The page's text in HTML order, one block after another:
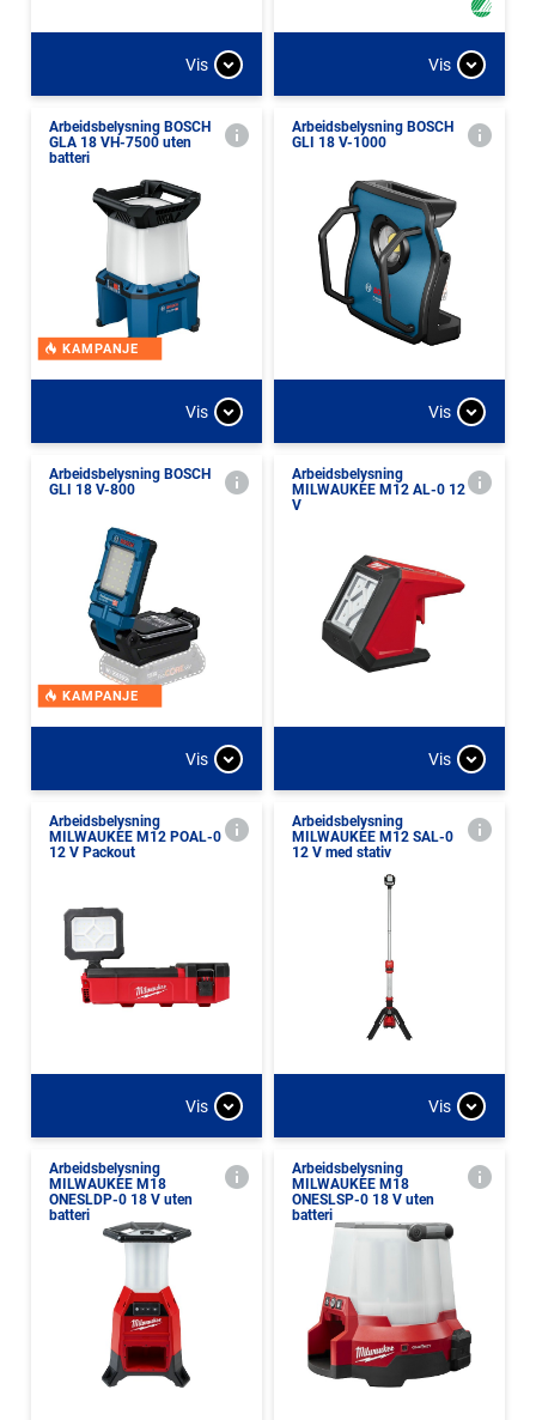
Vis Vis
Arbeidsbelysning BOSCH
GLA 18 VH-7500 uten
batteri
KAMPANJE
Vis
Arbeidsbelysning BOSCH
GLI 18 V-1000
Vis
Arbeidsbelysning BOSCH
GLI 18 V-800
KAMPANJE
Vis
Arbeidsbelysning
MILWAUKEE M12 AL-0 12
V
Vis
Arbeidsbelysning
MILWAUKEE M12 POAL-0
12 V Packout
Vis
Arbeidsbelysning
MILWAUKEE M12 SAL-0
12 V med stativ
Vis
Arbeidsbelysning
MILWAUKEE M18
ONESLDP-0 18 V uten
batteri
Arbeidsbelysning
MILWAUKEE M18
ONESLSP-0 18 V uten
batteri